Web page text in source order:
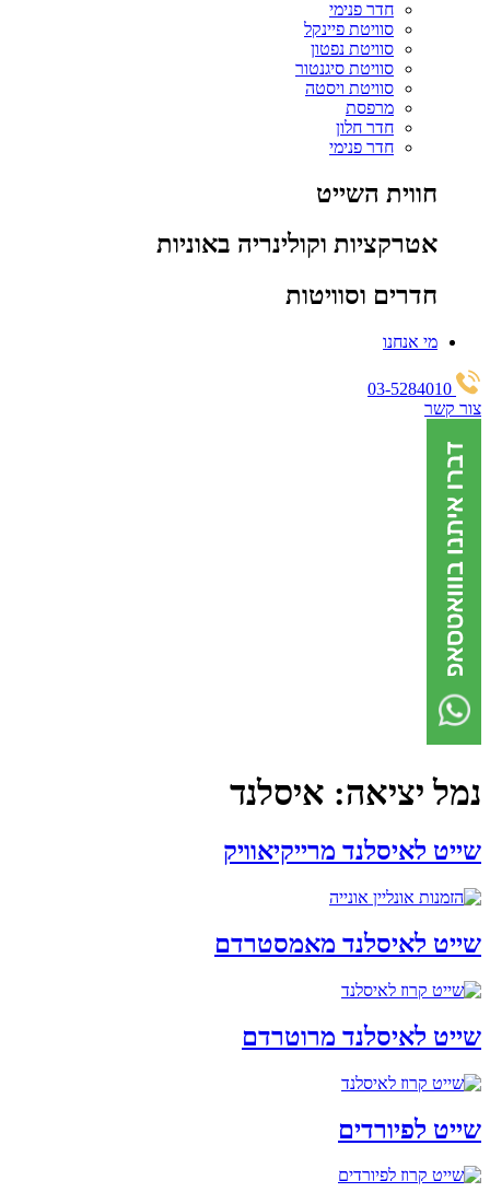
חדר פנימי
סוויטת פיינקל
סוויטת נפטון
סוויטת סיגנטור
סוויטת ויסטה
מרפסת
חדר חלון
חדר פנימי
חווית השייט
אטרקציות וקולינריה באוניות
חדרים וסוויטות
מי אנחנו
03-5284010
צור קשר
נמל יציאה: איסלנד
שייט לאיסלנד מרייקיאוויק
שייט לאיסלנד מאמסטרדם
שייט לאיסלנד מרוטרדם
שייט לפיורדים